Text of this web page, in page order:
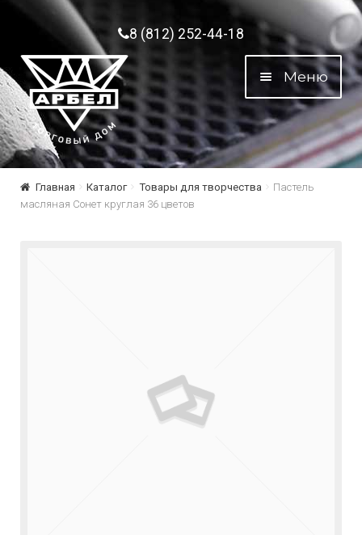
Перейти к навигации
Перейти к содержимому8 (812) 252-44-18
Меню
Главная Каталог Товары для творчества
Пастель
масляная Сонет круглая 36 цветов